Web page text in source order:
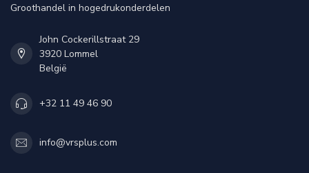
Groothandel in hogedrukonderdelen
John Cockerillstraat 29
3920 Lommel
België
+32 11 49 46 90
info@vrsplus.com